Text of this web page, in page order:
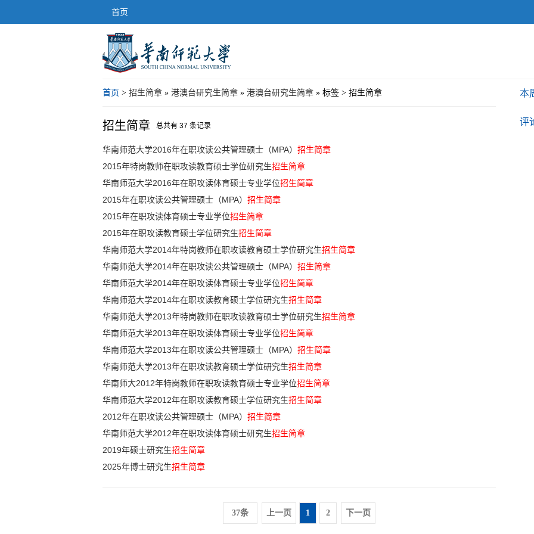
首页
首页 > 招生简章 » 港澳台研究生简章 » 港澳台研究生简章 » 标签 > 招生简章
招生简章 总共有 37 条记录
华南师范大学2016年在职攻读公共管理硕士（MPA） 招生简章
2015年特岗教师在职攻读教育硕士学位研究生招生简章
华南师范大学2016年在职攻读体育硕士专业学位招生简章
2015年在职攻读公共管理硕士（MPA） 招生简章
2015年在职攻读体育硕士专业学位招生简章
2015年在职攻读教育硕士学位研究生招生简章
华南师范大学2014年特岗教师在职攻读教育硕士学位研究生招生简章
华南师范大学2014年在职攻读公共管理硕士（MPA） 招生简章
华南师范大学2014年在职攻读体育硕士专业学位招生简章
华南师范大学2014年在职攻读教育硕士学位研究生招生简章
华南师范大学2013年特岗教师在职攻读教育硕士学位研究生招生简章
华南师范大学2013年在职攻读体育硕士专业学位招生简章
华南师范大学2013年在职攻读公共管理硕士（MPA） 招生简章
华南师范大学2013年在职攻读教育硕士学位研究生招生简章
华南师大2012年特岗教师在职攻读教育硕士专业学位招生简章
华南师范大学2012年在职攻读教育硕士学位研究生招生简章
2012年在职攻读公共管理硕士（MPA） 招生简章
华南师范大学2012年在职攻读体育硕士研究生招生简章
2019年硕士研究生招生简章
2025年博士研究生招生简章
37条 上一页 1 2 下一页
本
评